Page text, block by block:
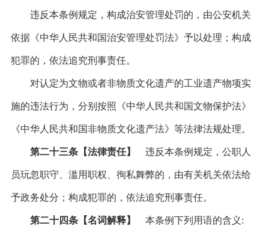
违反本条例规定，构成治安管理处罚的，由公安机关
依据《中华人民共和国治安管理处罚法》予以处理；构成
犯罪的，依法追究刑事责任。
对认定为文物或者非物质文化遗产的工业遗产物项实
施的违法行为，分别按照《中华人民共和国文物保护法》
《中华人民共和国非物质文化遗产法》等法律法规处理。
第二十三条【法律责任】 违反本条例规定，公职人
员玩忽职守、滥用职权、徇私舞弊的，由有关机关依法给
予政务处分；构成犯罪的，依法追究刑事责任。
第二十四条【名词解释】 本条例下列用语的含义: